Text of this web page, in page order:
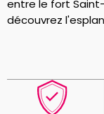
entre le fort
découvrez
il accueille
Villa
Civilisations de